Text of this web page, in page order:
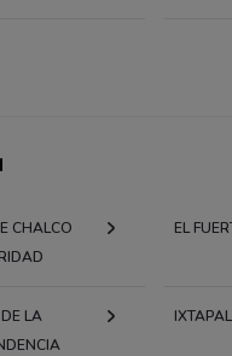
CHALCO
EL
LA